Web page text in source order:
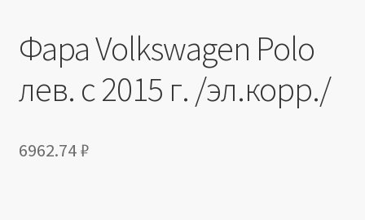
Фара Volkswagen Polo
лев. с 2015 г. /эл.корр./
6962.74₽